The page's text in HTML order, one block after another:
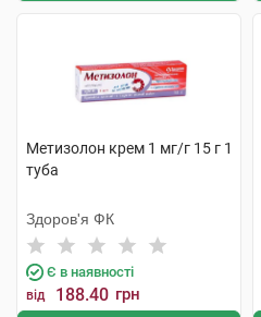
Метизолон крем 1 мг/г 15 г 1
туба
Здоров'я ФК
Є в наявності
від 188.40 грн